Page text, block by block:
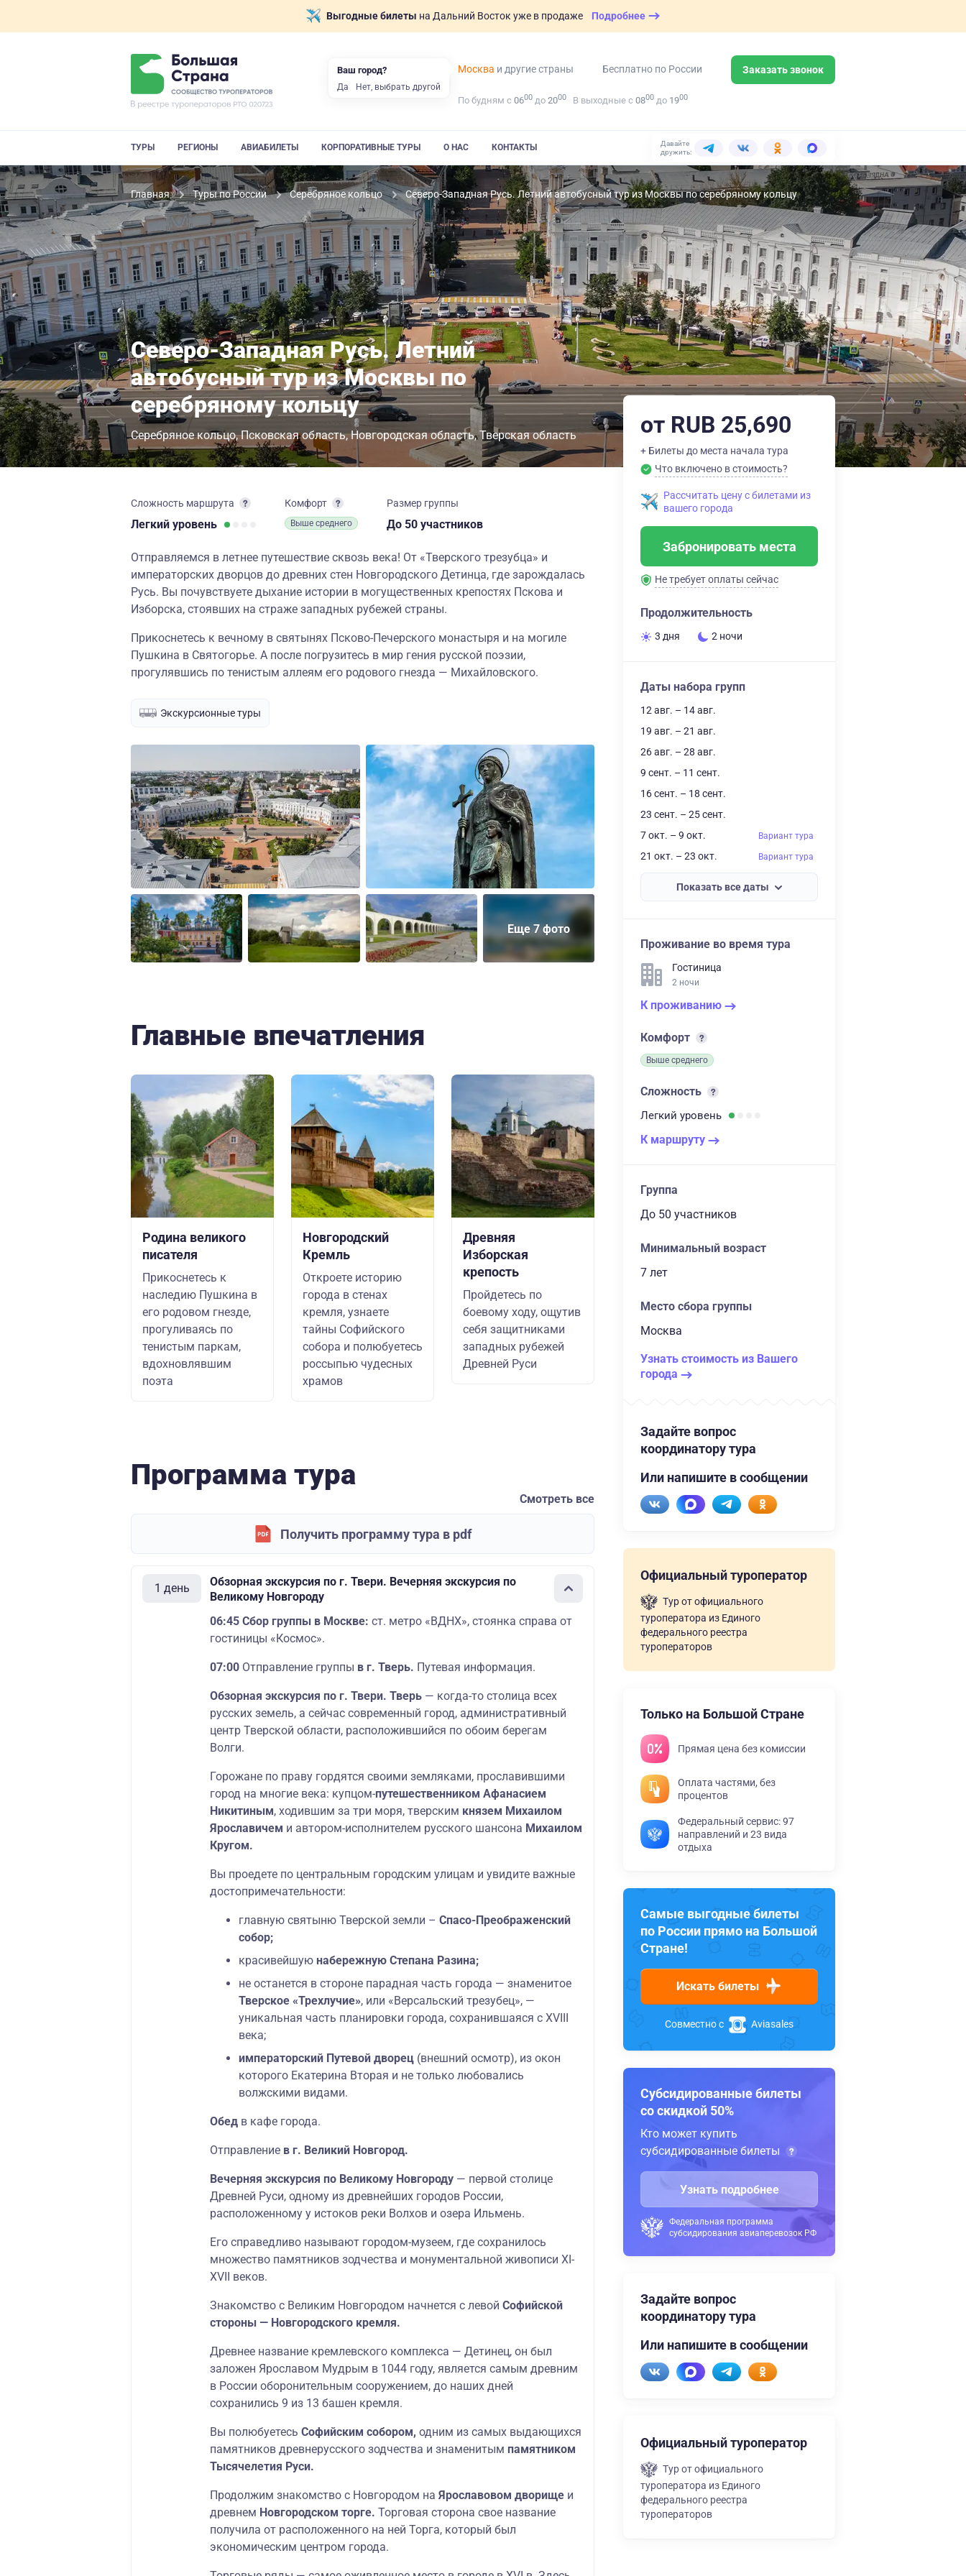
Выгодные билеты на Дальний Восток уже в продаже Подробнее
Москва и другие страны Бесплатно по России Заказать звонок
По будням с 0600 до 2000 В выходные с 0800 до 1900
ТУРЫ РЕГИОНЫ АВИАБИЛЕТЫ КОРПОРАТИВНЫЕ ТУРЫ О НАС КОНТАКТЫ
Давайте
дружить:
Главная Туры по России Серебряное кольцо Северо-Западная Русь. Летний автобусный тур из Москвы по серебряному кольцу
Северо-Западная Русь. Летний
автобусный тур из Москвы по
серебряному кольцу
Серебряное кольцо Псковская область Новгородская область Тверская область
Сложность маршрута
Легкий уровень
Комфорт
Выше среднего
Размер группы
до 50 участников
Отправляемся в летнее путешествие сквозь века! От «Тверского трезубца» и
императорских дворцов до древних стен Новгородского Детинца, где зарождалась
Русь. Вы почувствуете дыхание истории в могущественных крепостях Пскова и
Изборска, стоявших на страже западных рубежей страны.
Прикоснетесь к вечному в святынях Псково-Печерского монастыря и на могиле
Пушкина в Святогорье. А после погрузитесь в мир гения русской поэзии,
прогулявшись по тенистым аллеям его родового гнезда — Михайловского.
Экскурсионные туры
Еще 7 фото
Главные впечатления
Родина великого
писателя
Прикоснетесь к
наследию Пушкина в
его родовом гнезде,
прогуливаясь по
тенистым паркам,
вдохновлявшим
поэта
Новгородский
Кремль
Откроете историю
города в стенах
кремля, узнаете
тайны Софийского
собора и полюбуетесь
россыпью чудесных
храмов
Древняя
Изборская
крепость
Пройдетесь по
боевому ходу, ощутив
себя защитниками
западных рубежей
Древней Руси
Программа тура
Смотреть все
Получить программу тура в pdf
1 день
Обзорная экскурсия по г. Твери. Вечерняя экскурсия по
Великому Новгороду
06:45 Сбор группы в Москве: ст. метро «ВДНХ», стоянка справа от
гостиницы «Космос».
07:00 Отправление группы в г. Тверь. Путевая информация.
Обзорная экскурсия по г. Твери. Тверь — когда-то столица всех
русских земель, а сейчас современный город, административный
центр Тверской области, расположившийся по обоим берегам
Волги.
Горожане по праву гордятся своими земляками, прославившими
город на многие века: купцом-путешественником Афанасием
Никитиным, ходившим за три моря, тверским князем Михаилом
Ярославичем и автором-исполнителем русского шансона Михаилом
Кругом.
Вы проедете по центральным городским улицам и увидите важные
достопримечательности:
главную святыню Тверской земли – Спасо-Преображенский
собор;
красивейшую набережную Степана Разина;
не останется в стороне парадная часть города — знаменитое
Тверское «Трехлучие», или «Версальский трезубец», —
уникальная часть планировки города, сохранившаяся с XVIII
века;
императорский Путевой дворец (внешний осмотр), из окон
которого Екатерина Вторая и не только любовались
волжскими видами.
Обед в кафе города.
Отправление в г. Великий Новгород.
Вечерняя экскурсия по Великому Новгороду — первой столице
Древней Руси, одному из древнейших городов России,
расположенному у истоков реки Волхов и озера Ильмень.
Его справедливо называют городом-музеем, где сохранилось
множество памятников зодчества и монументальной живописи XI-
XVII веков.
Знакомство с Великим Новгородом начнется с левой Софийской
стороны — Новгородского кремля.
Древнее название кремлевского комплекса — Детинец, он был
заложен Ярославом Мудрым в 1044 году, является самым древним
в России оборонительным сооружением, до наших дней
сохранились 9 из 13 башен кремля.
Вы полюбуетесь Софийским собором, одним из самых выдающихся
памятников древнерусского зодчества и знаменитым памятником
Тысячелетия Руси.
Продолжим знакомство с Новгородом на Ярославовом дворище и
древнем Новгородском торге. Торговая сторона свое название
получила от расположенного на ней Торга, который был
экономическим центром города.
от RUB 25,690
+ Билеты до места начала тура
Что включено в стоимость?
Рассчитать цену с билетами из
вашего города
Забронировать места
Не требует оплаты сейчас
Продолжительность
3 дня 2 ночи
Даты набора групп
12 авг. – 14 авг.
19 авг. – 21 авг.
26 авг. – 28 авг.
9 сент. – 11 сент.
16 сент. – 18 сент.
23 сент. – 25 сент.
7 окт. – 9 окт.
Вариант тура
21 окт. – 23 окт. Вариант тура
Показать все даты
Проживание во время тура
Гостиница
2 ночи
К проживанию
Комфорт
Выше среднего
Сложность
Легкий уровень
К маршруту
Группа
до 50 участников
Минимальный возраст
7 лет
Место сбора группы
Москва
Узнать стоимость из Вашего
города
Задайте вопрос
координатору тура
Или напишите в сообщении
Официальный туроператор
Тур от официального
туроператора из Единого
федерального реестра
туроператоров
Только на Большой Стране
Прямая цена без комиссии
Оплата частями, без
процентов
Федеральный сервис: 97
направлений и 23 вида
отдыха
Самые выгодные билеты
по России прямо на Большой
Стране!
Искать билеты
Совместно с Aviasales
Субсидированные билеты
со скидкой 50%
Кто может купить
субсидированные билеты
Узнать подробнее
Федеральная программа
субсидирования авиаперевозок РФ
Задайте вопрос
координатору тура
Или напишите в сообщении
Официальный туроператор
Тур от официального
туроператора из Единого
федерального реестра
туроператоров
Ваш город?
Да Нет, выбрать другой